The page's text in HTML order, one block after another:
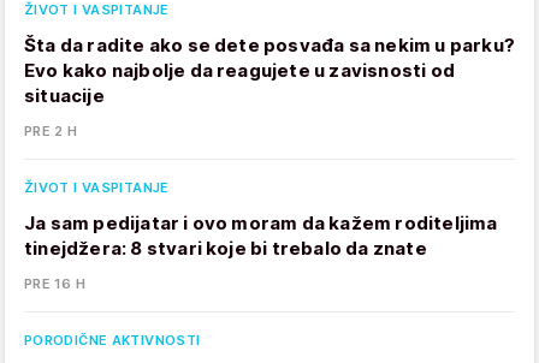
ŽIVOT I VASPITANJE
Šta da radite ako se dete posvađa sa nekim u parku?
Evo kako najbolje da reagujete u zavisnosti od
situacije
PRE 2 H
ŽIVOT I VASPITANJE
Ja sam pedijatar i ovo moram da kažem roditeljima
tinejdžera: 8 stvari koje bi trebalo da znate
PRE 16 H
PORODIČNE AKTIVNOSTI